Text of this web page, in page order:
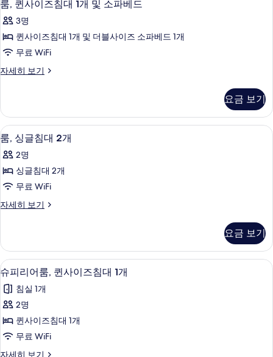
보
기
대
1
개
사
진
보
기
즈
침
대
개
자
세
기
퀸
사
이
침
1
개
및
소
파
베
드
모
두
보
기
룸, 퀸사이즈침대 1개 및 소파베드
3명
퀸사이즈침대 1개 및 더블사이즈 소파베드 1개
무료 WiFi
자세히 보기
룸,
즈
침
대
1
개
및
파
베
드
히
기
요금 보기
룸,
싱
글
침
2
사
진
모
두
보
기
룸, 싱글침대 2개 | 저자극성 침구, 객
8
룸, 싱글침대 2개
2명
싱글침대 2개
무료 WiFi
자세히 보기
룸,
대
개
자
세
히
기
요금 보기
슈
피
리
어
룸,
슈피리어룸, 퀸사이즈침대 1개 | 저자
1
슈피리어룸, 퀸사이즈침대 1개
침실 1개
2명
퀸사이즈침대 1개
무료 WiFi
자세히 보기
슈